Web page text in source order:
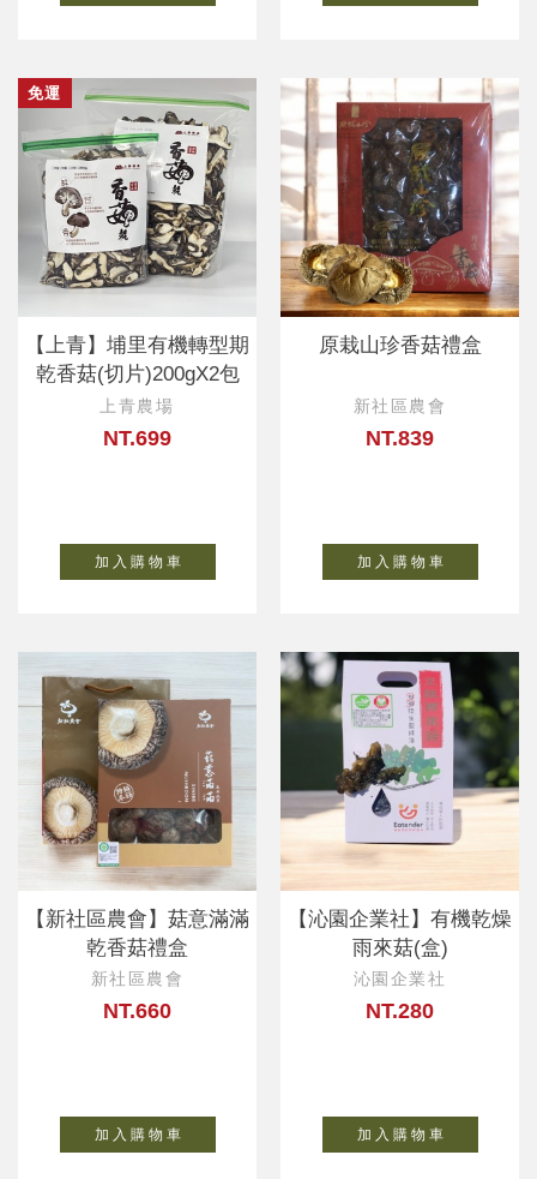
免運
【上青】埔里有機轉型期
乾香菇(切片)200gX2包
上青農場
NT.699
加 入 購 物 車
原栽山珍香菇禮盒
新社區農會
NT.839
加 入 購 物 車
【新社區農會】菇意滿滿
乾香菇禮盒
新社區農會
NT.660
加 入 購 物 車
【沁園企業社】有機乾燥
雨來菇(盒)
沁園企業社
NT.280
加 入 購 物 車